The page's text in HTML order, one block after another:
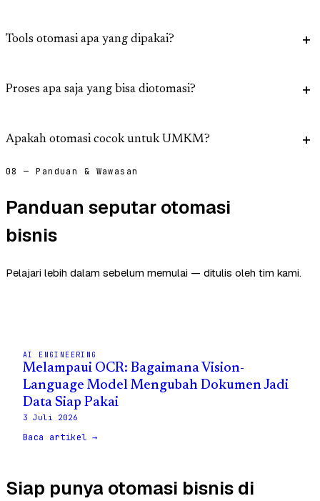
Tools otomasi apa yang dipakai?
Proses apa saja yang bisa diotomasi?
Apakah otomasi cocok untuk UMKM?
08 — Panduan & Wawasan
Panduan seputar otomasi
bisnis
Pelajari lebih dalam sebelum memulai — ditulis oleh tim kami.
AI ENGINEERING
Melampaui OCR: Bagaimana Vision-
Language Model Mengubah Dokumen Jadi
Data Siap Pakai
3 Juli 2026
Baca artikel →
Siap punya otomasi bisnis di